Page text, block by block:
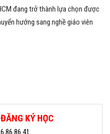
đang trở thành lựa chọn được
hướng sang nghề giáo viên
KÝ HỌC
86 86 41